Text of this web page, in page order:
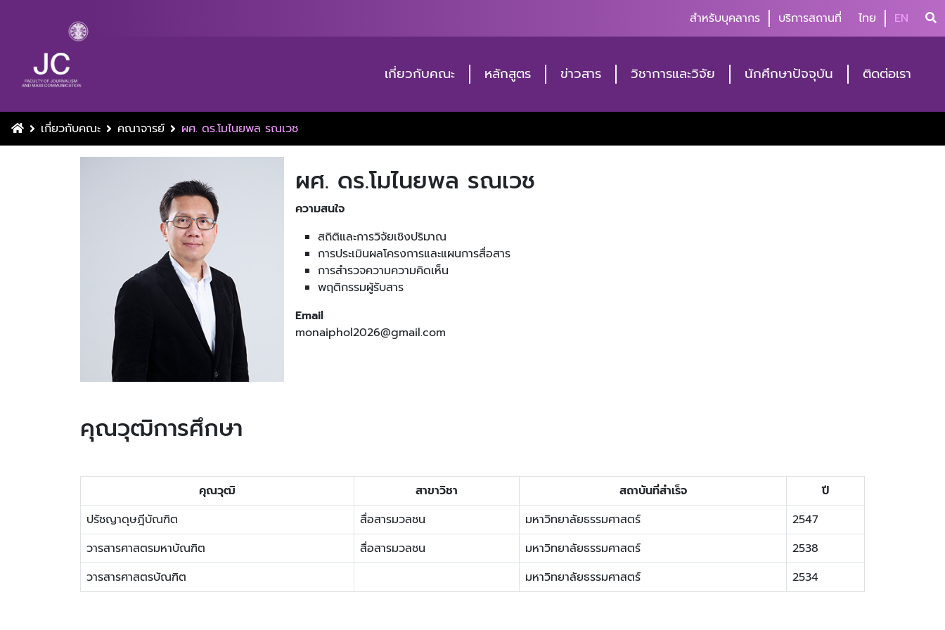
สำหรับบุคลากร บริการสถานที่ ไทย EN
เกี่ยวกับคณะ หลักสูตร ข่าวสาร วิชาการและวิจัย นักศึกษาปัจจุบัน ติดต่อเรา
เกี่ยวกับคณะ คณาจารย์ ผศ. ดร.โมไนยพล รณเวช
ผศ. ดร.โมไนยพล รณเวช
ความสนใจ
สถิติและการวิจัยเชิงปริมาณ
การประเมินผลโครงการและแผนการสื่อสาร
การสำรวจความความคิดเห็น
พฤติกรรมผู้รับสาร
Email
monaiphol2026@gmail.com
คุณวุฒิการศึกษา
คุณวุฒิ สาขาวิชา สถาบันที่สำเร็จ
ปี
ปรัชญาดุษฎีบัณฑิต
สื่อสารมวลชน มหาวิทยาลัยธรรมศาสตร์
2547
วารสารศาสตรมหาบัณฑิต
สื่อสารมวลชน มหาวิทยาลัยธรรมศาสตร์
2538
วารสารศาสตรบัณฑิต
มหาวิทยาลัยธรรมศาสตร์ 2534